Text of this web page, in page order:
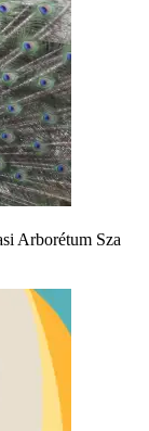
Arborétum Sza